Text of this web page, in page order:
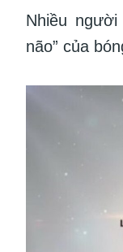
Nhiều
não” của